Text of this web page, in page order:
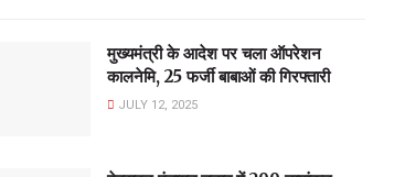
मुख्यमंत्री के आदेश पर चला ऑपरेशन
कालनेमि, 25 फर्जी बाबाओं की गिरफ्तारी
JULY 12, 2025